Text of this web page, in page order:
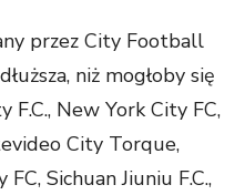
przez City Football
niż mogłoby się
F.C., New York City FC,
City Torque,
Sichuan Jiuniu F.C.,